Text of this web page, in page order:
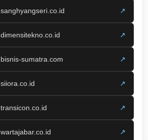
sanghyangseri.co.id ↗
dimensitekno.co.id ↗
bisnis-sumatra.com ↗
siiora.co.id ↗
transicon.co.id ↗
wartajabar.co.id ↗